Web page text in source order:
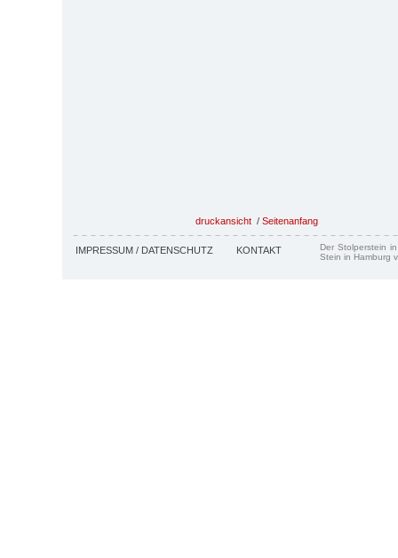
druckansicht / Seitenanfang
IMPRESSUM / DATENSCHUTZ KONTAKT
Der Stolperstein
Stein in Hamburg